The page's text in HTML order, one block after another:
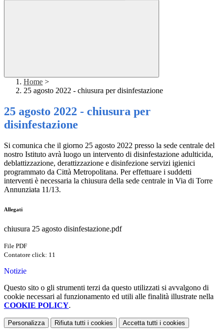
Home >
25 agosto 2022 - chiusura per disinfestazione
25 agosto 2022 - chiusura per
disinfestazione
Si comunica che il giorno 25 agosto 2022 presso la sede centrale del
nostro Istituto avrà luogo un intervento di disinfestazione adulticida,
deblattizzazione, derattizzazione e disinfezione servizi igienici
programmato da Città Metropolitana. Per effettuare i suddetti
interventi è necessaria la chiusura della sede centrale in Via di Torre
Annunziata 11/13.
Allegati
chiusura 25 agosto disinfestazione.pdf
File PDF
Contatore click: 11
Notizie
Questo sito o gli strumenti terzi da questo utilizzati si avvalgono di
cookie necessari al funzionamento ed utili alle finalità illustrate nella
COOKIE POLICY.
Personalizza Rifiuta tutti i cookies Accetta tutti i cookies